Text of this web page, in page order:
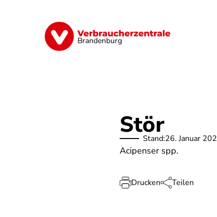
Brandenburg
Finanzen Digitales Lebensmittel
Stör
Stand:26. Januar
Acipenser spp.
Drucken Teilen